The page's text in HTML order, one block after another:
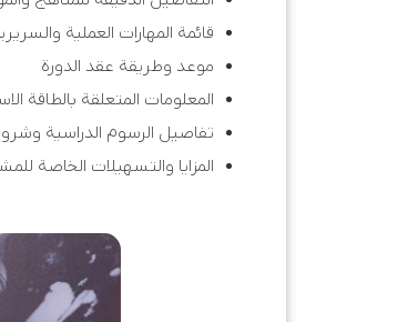
قائمة المهارات العملية
موعد وطريقة عقد الدورة
المعلومات المتعلقة بالطاقة
تفاصيل الرسوم الدراسية
المزايا والتسهيلات الخاصة